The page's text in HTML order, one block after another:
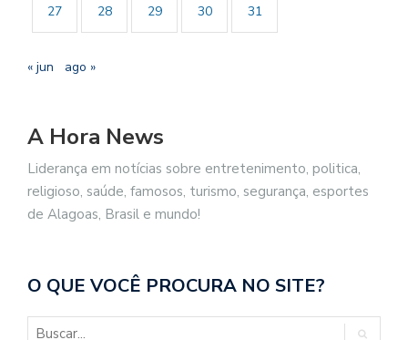
27 28 29 30 31
« jun ago »
A Hora News
Liderança em notícias sobre entretenimento, politica,
religioso, saúde, famosos, turismo, segurança, esportes
de Alagoas, Brasil e mundo!
O QUE VOCÊ PROCURA NO SITE?